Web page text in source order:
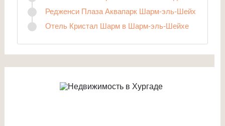
Редженси Плаза Аквапарк Шарм-эль-Шейх
Отель Кристал Шарм в Шарм-эль-Шейхе